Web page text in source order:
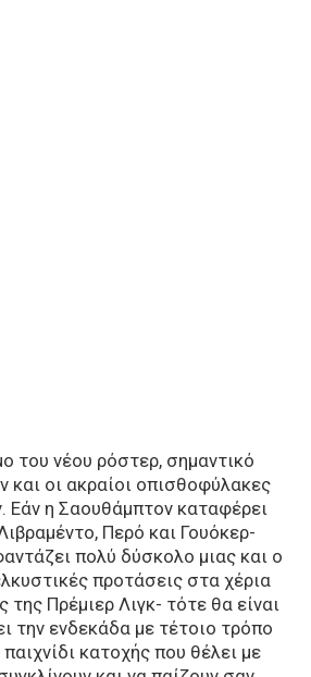
του νέου ρόστερ, σημαντικό
και οι ακραίοι οπισθοφύλακες
Εάν η Σαουθάμπτον καταφέρει
Περό και Γουόκερ-
πολύ δύσκολο μιας και ο
προτάσεις στα χέρια
Πρέμιερ Λιγκ- τότε θα είναι
την ενδεκάδα με τέτοιο τρόπο
κατοχής που θέλει με